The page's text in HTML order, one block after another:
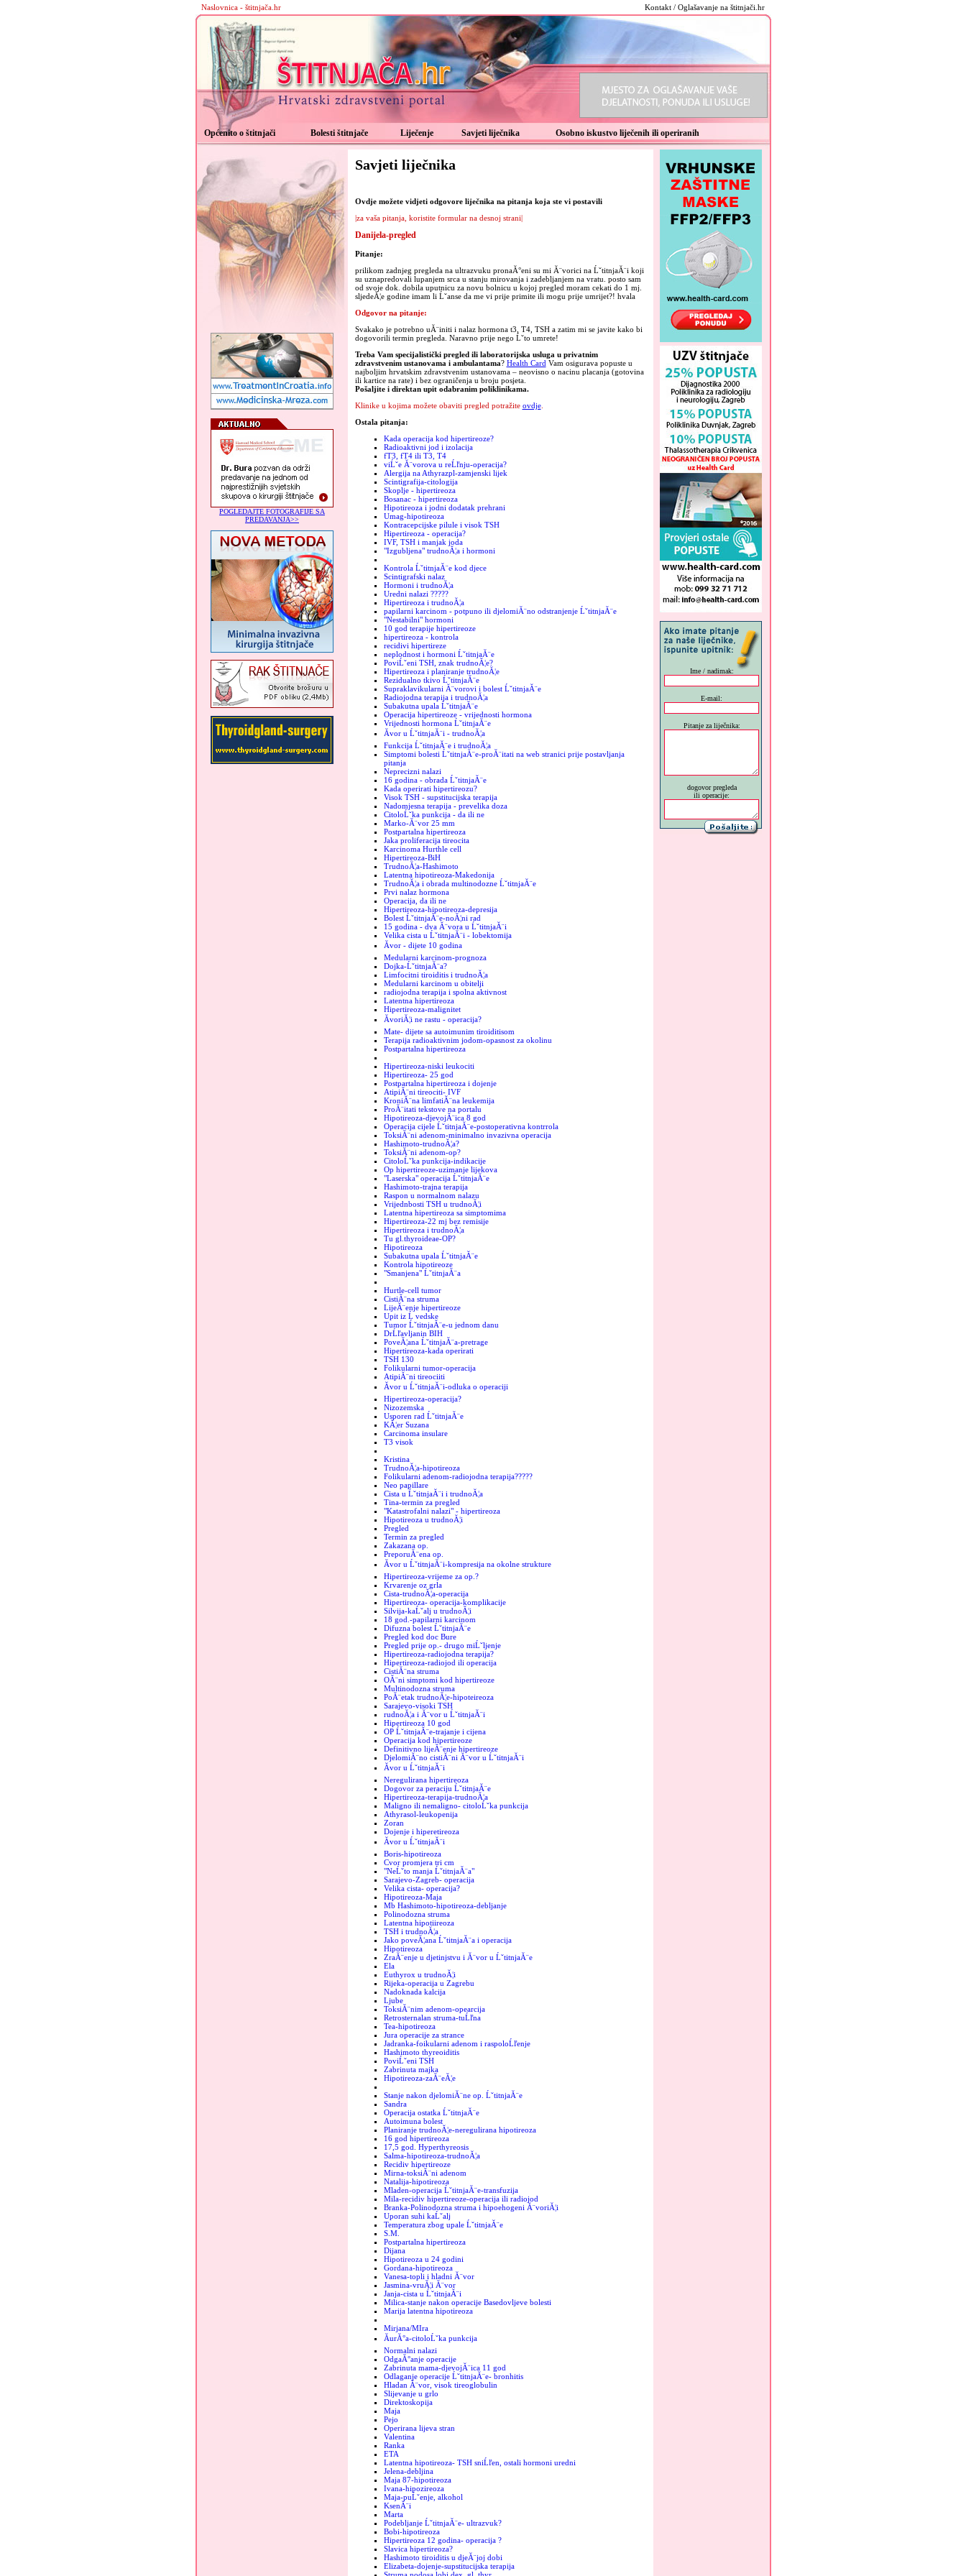
Naslovnica - štitnjača.hr Kontakt / Oglašavanje na štitnjači.hr
Općenito o štitnjači Bolesti štitnjače Liječenje Savjeti liječnika Osobno iskustvo liječenih ili operiranih
POGLEDAJTE FOTOGRAFIJE SA
PREDAVANJA>>
Savjeti liječnika
Ovdje možete vidjeti odgovore liječnika na pitanja koja ste vi postavili
|za vaša pitanja, koristite formular na desnoj strani|
Danijela-pregled
Pitanje:
prilikom zadnjeg pregleda na ultrazvuku pronaĂ°eni su mi Ă¨vorici na ĹˇtitnjaĂ¨i koji
su uznapredovali lupanjem srca u stanju mirovanja i zadebljanjem na vratu. posto sam
od svoje dok. dobila uputnicu za novu bolnicu u kojoj pregled moram cekati do 1 mj.
sljedeĂ¦e godine imam li Ĺˇanse da me vi prije primite ili mogu prije umrijet?! hvala
Odgovor na pitanje:
Svakako je potrebno uĂ¨initi i nalaz hormona t3, T4, TSH a zatim mi se javite kako bi
dogovorili termin pregleda. Naravno prije nego Ĺˇto umrete!
Treba Vam specijalistički pregled ili laboratorijska usluga u privatnim
zdravstvenim ustanovama i ambulantama? Health Card Vam osigurava popuste u
najboljim hrvatskim zdravstvenim ustanovama – neovisno o nacinu placanja (gotovina
ili kartice na rate) i bez ograničenja u broju posjeta.
Pošaljite i direktan upit odabranim poliklinikama.
Klinike u kojima možete obaviti pregled potražite ovdje.
Ostala pitanja:
Kada operacija kod hipertireoze?
Radioaktivni jod i izolacija
fT3, fT4 ili T3, T4
viĹˇe Ă¨vorova u reĹľnju-operacija?
Alergija na Athyrazpl-zamjenski lijek
Scintigrafija-citologija
Skoplje - hipertireoza
Bosanac - hipertireoza
Hipotireoza i jodni dodatak prehrani
Umag-hipotireoza
Kontracepcijske pilule i visok TSH
Hipertireoza - operacija?
IVF, TSH i manjak joda
"Izgubljena" trudnoĂ¦a i hormoni
Kontrola ĹˇtitnjaĂ¨e kod djece
Scintigrafski nalaz
Hormoni i trudnoĂ¦a
Uredni nalazi ?????
Hipertireoza i trudnoĂ¦a
papilarni karcinom - potpuno ili djelomiĂ¨no odstranjenje ĹˇtitnjaĂ¨e
"Nestabilni" hormoni
10 god terapije hipertireoze
hipertireoza - kontrola
recidivi hipertireze
neplodnost i hormoni ĹˇtitnjaĂ¨e
PoviĹˇeni TSH, znak trudnoĂ¦e?
Hipertireoza i planiranje trudnoĂ¦e
Rezidualno tkivo ĹˇtitnjaĂ¨e
Supraklavikularni Ă¨vorovi i bolest ĹˇtitnjaĂ¨e
Radiojodna terapija i trudnoĂ¦a
Subakutna upala ĹˇtitnjaĂ¨e
Operacija hipertireoze - vrijednosti hormona
Vrijednosti hormona ĹˇtitnjaĂ¨e
Ăvor u ĹˇtitnjaĂ¨i - trudnoĂ¦a
Funkcija ĹˇtitnjaĂ¨e i trudnoĂ¦a
Simptomi bolesti ĹˇtitnjaĂ¨e-proĂ¨itati na web stranici prije postavljanja
pitanja
Neprecizni nalazi
16 godina - obrada ĹˇtitnjaĂ¨e
Kada operirati hipertireozu?
Visok TSH - supstitucijska terapija
Nadomjesna terapija - prevelika doza
CitoloĹˇka punkcija - da ili ne
Marko-Ă¨vor 25 mm
Postpartalna hipertireoza
Jaka proliferacija tireocita
Karcinoma Hurthle cell
Hipertireoza-BiH
TrudnoĂ¦a-Hashimoto
Latentna hipotireoza-Makedonija
TrudnoĂ¦a i obrada multinodozne ĹˇtitnjaĂ¨e
Prvi nalaz hormona
Operacija, da ili ne
Hipertireoza-hipotireoza-depresija
Bolest ĹˇtitnjaĂ¨e-noĂ¦ni rad
15 godina - dva Ă¨vora u ĹˇtitnjaĂ¨i
Velika cista u ĹˇtitnjaĂ¨i - lobektomija
Ăvor - dijete 10 godina
Medularni karcinom-prognoza
Dojka-ĹˇtitnjaĂ¨a?
Limfocitni tiroiditis i trudnoĂ¦a
Medularni karcinom u obitelji
radiojodna terapija i spolna aktivnost
Latentna hipertireoza
Hipertireoza-malignitet
ĂvoriĂ¦i ne rastu - operacija?
Mate- dijete sa autoimunim tiroiditisom
Terapija radioaktivnim jodom-opasnost za okolinu
Postpartalna hipertireoza
Hipertireoza-niski leukociti
Hipertireoza- 25 god
Postpartalna hipertireoza i dojenje
AtipiĂ¨ni tireociti- IVF
KroniĂ¨na limfatiĂ¨na leukemija
ProĂ¨itati tekstove na portalu
Hipotireoza-djevojĂ¨ica 8 god
Operacija cijele ĹˇtitnjaĂ¨e-postoperativna kontrrola
ToksiĂ¨ni adenom-minimalno invazivna operacija
Hashimoto-trudnoĂ¦a?
ToksiĂ¨ni adenom-op?
CitoloĹˇka punkcija-indikacije
Op hipertireoze-uzimanje lijekova
"Laserska" operacija ĹˇtitnjaĂ¨e
Hashimoto-trajna terapija
Raspon u normalnom nalazu
Vrijednbosti TSH u trudnoĂ¦i
Latentna hipertireoza sa simptomima
Hipertireoza-22 mj bez remisije
Hipertireoza i trudnoĂ¦a
Tu gl.thyroideae-OP?
Hipotireoza
Subakutna upala ĹˇtitnjaĂ¨e
Kontrola hipotireoze
"Smanjena" ĹˇtitnjaĂ¨a
Hurtle-cell tumor
CistiĂ¨na struma
LijeĂ¨enje hipertireoze
Upit iz Ĺ vedske
Tumor ĹˇtitnjaĂ¨e-u jednom danu
DrĹľavljanin BIH
PoveĂ¦ana ĹˇtitnjaĂ¨a-pretrage
Hipertireoza-kada operirati
TSH 130
Folikularni tumor-operacija
AtipiĂ¨ni tireociiti
Ăvor u ĹˇtitnjaĂ¨i-odluka o operaciji
Hipertireoza-operacija?
Nizozemska
Usporen rad ĹˇtitnjaĂ¨e
KĂ¦er Suzana
Carcinoma insulare
T3 visok
Kristina
TrudnoĂ¦a-hipotireoza
Folikularni adenom-radiojodna terapija?????
Neo papillare
Cista u ĹˇtitnjaĂ¨i i trudnoĂ¦a
Tina-termin za pregled
"Katastrofalni nalazi" - hipertireoza
Hipotireoza u trudnoĂ¦i
Pregled
Termin za pregled
Zakazana op.
PreporuĂ¨ena op.
Ăvor u ĹˇtitnjaĂ¨i-kompresija na okolne strukture
Hipertireoza-vrijeme za op.?
Krvarenje oz grla
Cista-trudnoĂ¦a-operacija
Hipertireoza- operacija-komplikacije
Silvija-kaĹˇalj u trudnoĂ¦i
18 god.-papilarni karcinom
Difuzna bolest ĹˇtitnjaĂ¨e
Pregled kod doc Bure
Pregled prije op.- drugo miĹˇljenje
Hipertireoza-radiojodna terapija?
Hipertireoza-radiojod ili operacija
CistiĂ¨na struma
OĂ¨ni simptomi kod hipertireoze
Multinodozna struma
PoĂ¨etak trudnoĂ¦e-hipoteireoza
Sarajevo-visoki TSH
rudnoĂ¦a i Ă¨vor u ĹˇtitnjaĂ¨i
Hipertireoza 10 god
OP ĹˇtitnjaĂ¨e-trajanje i cijena
Operacija kod hipertireoze
Definitivno lijeĂ¨enje hipertireoze
DjelomiĂ¨no cistiĂ¨ni Ă¨vor u ĹˇtitnjaĂ¨i
Ăvor u ĹˇtitnjaĂ¨i
Neregulirana hipertireoza
Dogovor za peraciju ĹˇtitnjaĂ¨e
Hipertireoza-terapija-trudnoĂ¦a
Maligno ili nemaligno- citoloĹˇka punkcija
Athyrasol-leukopenija
Zoran
Dojenje i hiperetireoza
Ăvor u ĹˇtitnjaĂ¨i
Boris-hipotireoza
Cvor promjera tri cm
"NeĹˇto manja ĹˇtitnjaĂ¨a"
Sarajevo-Zagreb- operacija
Velika cista- operacija?
Hipotireoza-Maja
Mb Hashimoto-hipotireoza-debljanje
Polinodozna struma
Latentna hipotiireoza
TSH i trudnoĂ¦a
Jako poveĂ¦ana ĹˇtitnjaĂ¨a i operacija
Hipotireoza
ZraĂ¨enje u djetinjstvu i Ă¨vor u ĹˇtitnjaĂ¨e
Ela
Euthyrox u trudnoĂ¦i
Rijeka-operacija u Zagrebu
Nadoknada kalcija
Ljube
ToksiĂ¨nim adenom-opearcija
Retrosternalan struma-tuĹľna
Tea-hipotireoza
Jura operacije za strance
Jadranka-foikularni adenom i raspoloĹľenje
Hashimoto thyreoiditis
PoviĹˇeni TSH
Zabrinuta majka
Hipotireoza-zaĂ¨eĂ¦e
Stanje nakon djelomiĂ¨ne op. ĹˇtitnjaĂ¨e
Sandra
Operacija ostatka ĹˇtitnjaĂ¨e
Autoimuna bolest
Planiranje trudnoĂ¦e-neregulirana hipotireoza
16 god hipertireoza
17,5 god. Hyperthyreosis
Salma-hipotireoza-trudnoĂ¦a
Recidiv hipertireoze
Mirna-toksiĂ¨ni adenom
Natalija-hipotireoza
Mladen-operacija ĹˇtitnjaĂ¨e-transfuzija
Mila-recidiv hipertireoze-operacija ili radiojod
Branka-Polinodozna struma i hipoehogeni Ă¨voriĂ¦i
Uporan suhi kaĹˇalj
Temperatura zbog upale ĹˇtitnjaĂ¨e
S.M.
Postpartalna hipertireoza
Dijana
Hipotireoza u 24 godini
Gordana-hipotireoza
Vanesa-topli i hladni Ă¨vor
Jasmina-vruĂ¦i Ă¨vor
Janja-cista u ĹˇtitnjaĂ¨i
Milica-stanje nakon operacije Basedovljeve bolesti
Marija latentna hipotireoza
Mirjana/MIra
ĂurĂ°a-citoloĹˇka punkcija
Normalni nalazi
OdgaĂ°anje operacije
Zabrinuta mama-djevojĂ¨ica 11 god
Odlaganje operacije ĹˇtitnjaĂ¨e- bronhitis
Hladan Ă¨vor, visok tireoglobulin
Slijevanje u grlo
Direktoskopija
Maja
Pejo
Operirana lijeva stran
Valentina
Ranka
ETA
Latentna hipotireoza- TSH sniĹľen, ostali hormoni uredni
Jelena-debljina
Maja 87-hipotireoza
Ivana-hipozireoza
Maja-puĹˇenje, alkohol
KsenĂ¨i
Marta
Podebljanje ĹˇtitnjaĂ¨e- ultrazvuk?
Bobi-hipotireoza
Hipertireoza 12 godina- operacija ?
Slavica hipertireoza?
Hashimoto tiroiditis u djeĂ¨joj dobi
Elizabeta-dojenje-supstitucijska terapija
Ime / nadimak:
E-mail:
Pitanje za liječnika:
dogovor pregleda
ili operacije: